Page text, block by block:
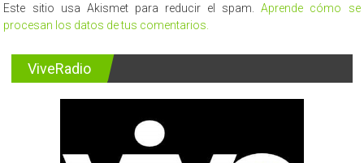
Este sitio usa Akismet para reducir el spam.Aprende cómo se
procesan los datos de tus comentarios.
ViveRadio